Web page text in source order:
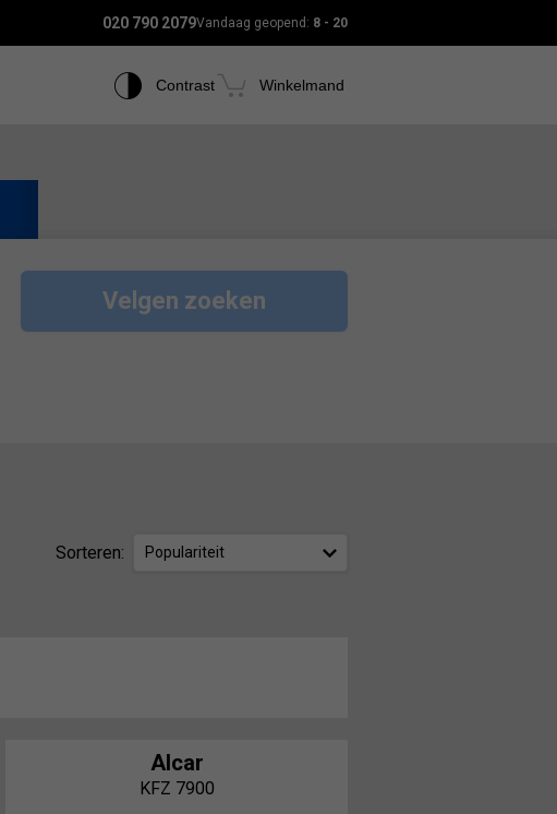
020 790 2079Vandaag geopend: 8 - 20
Contrast Winkelmand
Velgen zoeken
Sorteren: Populariteit
Alcar
KFZ 7900